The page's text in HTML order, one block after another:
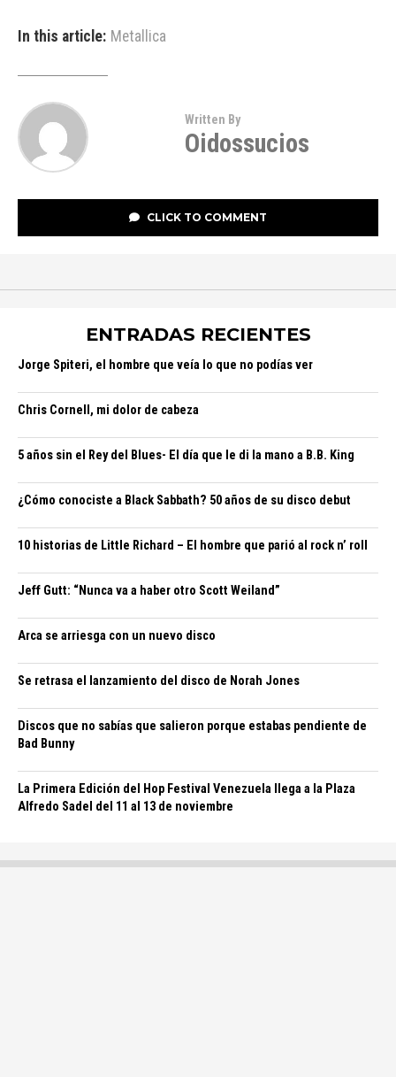
In this article: Metallica
Written By
Oidossucios
CLICK TO COMMENT
ENTRADAS RECIENTES
Jorge Spiteri, el hombre que veía lo que no podías ver
Chris Cornell, mi dolor de cabeza
5 años sin el Rey del Blues- El día que le di la mano a B.B. King
¿Cómo conociste a Black Sabbath? 50 años de su disco debut
10 historias de Little Richard – El hombre que parió al rock n’ roll
Jeff Gutt: “Nunca va a haber otro Scott Weiland”
Arca se arriesga con un nuevo disco
Se retrasa el lanzamiento del disco de Norah Jones
Discos que no sabías que salieron porque estabas pendiente de
Bad Bunny
La Primera Edición del Hop Festival Venezuela llega a la Plaza
Alfredo Sadel del 11 al 13 de noviembre